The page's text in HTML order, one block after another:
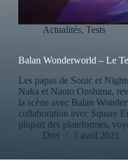
Actualités, Tests
Balan Wonderworld – Le
Les papas de Sonic et
Naka et Naoto Onshima,
la scène avec Balan
collaboration avec Square
plupart des plateformes,
Drei
5 avril 2021